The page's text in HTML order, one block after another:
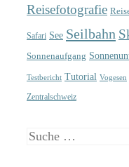
Reisefotografie
Safari See Seilbahn
Sonnenaufgang
Testbericht Tutorial Vogesen
Zentralschweiz
Suche